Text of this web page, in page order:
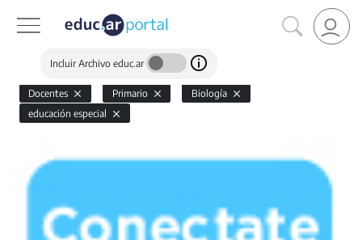
Incluir Archivo educ.ar
Docentes Primario
Biología
educación especial